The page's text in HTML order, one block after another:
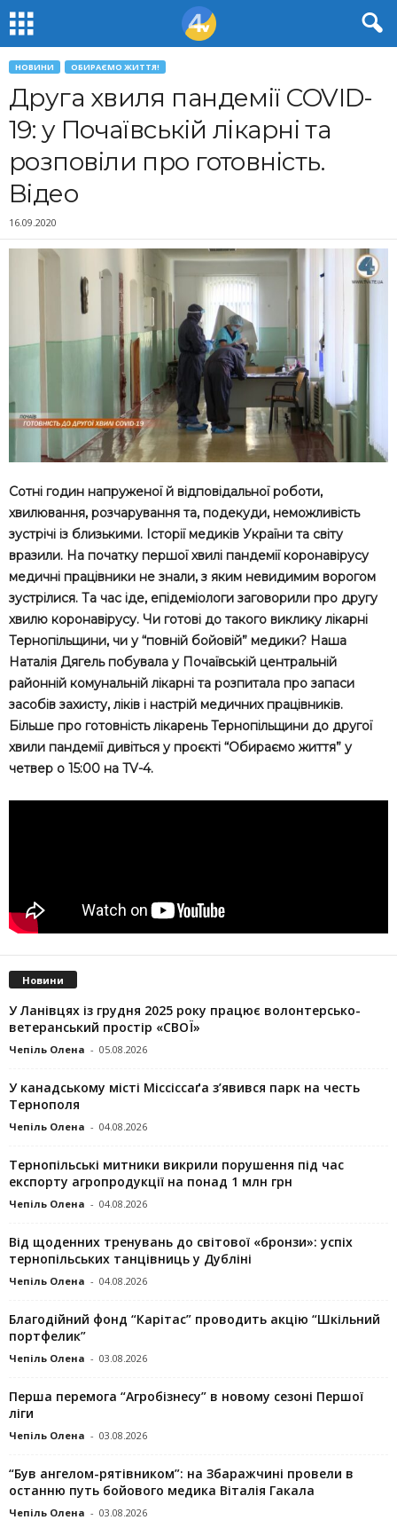
НОВИНИ ОБИРАЄМО ЖИТТЯ!
Друга хвиля пандемії COVID-
19: у Почаївській лікарні та
розповіли про готовність.
Відео
16.09.2020
Сотні годин напруженої й відповідальної роботи,
хвилювання, розчарування та, подекуди, неможливість
зустрічі із близькими. Історії медиків України та світу
вразили. На початку першої хвилі пандемії коронавірусу
медичні працівники не знали, з яким невидимим ворогом
зустрілися. Та час іде, епідеміологи заговорили про другу
хвилю коронавірусу. Чи готові до такого виклику лікарні
Тернопільщини, чи у “повній бойовій” медики? Наша
Наталія Дягель побувала у Почаївській центральній
районній комунальній лікарні та розпитала про запаси
засобів захисту, ліків і настрій медичних працівників.
Більше про готовність лікарень Тернопільщини до другої
хвили пандемії дивіться у проєкті “Обираємо життя” у
четвер о 15:00 на TV-4.
Новини
У Ланівцях із грудня 2025 року працює волонтерсько-
ветеранський простір «СВОЇ»
Чепіль Олена - 05.08.2026
У канадському місті Міссіссаґа з’явився парк на честь
Тернополя
Чепіль Олена - 04.08.2026
Тернопільські митники викрили порушення під час
експорту агропродукції на понад 1 млн грн
Чепіль Олена - 04.08.2026
Від щоденних тренувань до світової «бронзи»: успіх
тернопільських танцівниць у Дубліні
Чепіль Олена - 04.08.2026
Благодійний фонд “Карітас” проводить акцію “Шкільний
портфелик”
Чепіль Олена - 03.08.2026
Перша перемога “Агробізнесу” в новому сезоні Першої
ліги
Чепіль Олена - 03.08.2026
“Був ангелом-рятівником”: на Збаражчині провели в
останню путь бойового медика Віталія Гакала
Чепіль Олена - 03.08.2026